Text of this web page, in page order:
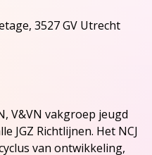
3527 GV Utrecht
V&VN vakgroep jeugd
JGZ Richtlijnen. Het NCJ
van ontwikkeling,